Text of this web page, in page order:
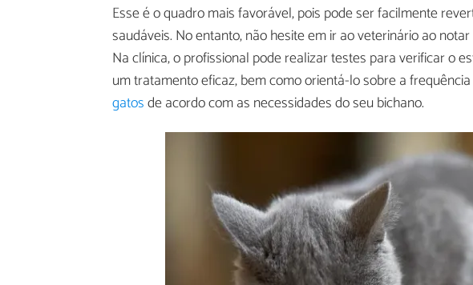
Esse é o quadro mais favorável, pois pode ser facilmente
saudáveis. No entanto, não hesite em ir ao veterinário ao
Na clínica, o profissional pode realizar testes para verificar o
um tratamento eficaz, bem como orientá-lo sobre a
gatosde acordo com as necessidades do seu bichano.